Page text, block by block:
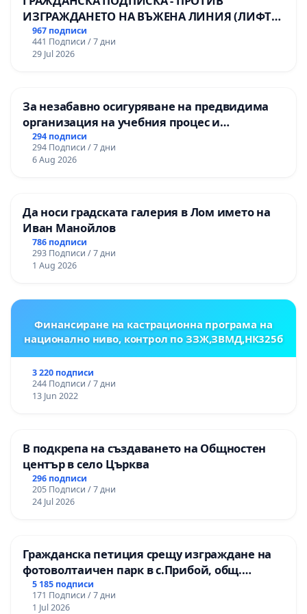
ИЗГРАЖДАНЕТО НА ВЪЖЕНА ЛИНИЯ (ЛИФТ)
НА ТЕРИТОРИЯТА НА ПРИРОДНА
ЗАБЕЛЕЖИТЕЛНОСТ „ХЪЛМ НА
ОСВОБОДИТЕЛИТЕ“ (БУНАРДЖИК)
967 подписи
441 Подписи / 7 дни
29 Jul 2026
За незабавно осигуряване на предвидима
организация на учебния процес и
гарантиране на правото на равнопоставено
и качествено образование на учениците от
ОУ „Княз Александър I“ и Хуманитарна
294 подписи
294 Подписи / 7 дни
6 Aug 2026
Да носи градската галерия в Лом името на
Иван Манойлов
786 подписи
293 Подписи / 7 дни
1 Aug 2026
Финансиране на кастрационна програма на
национално ниво, контрол по ЗЗЖ,ЗВМД,НК325б
3 220 подписи
244 Подписи / 7 дни
13 Jun 2022
В подкрепа на създаването на Общностен
център в село Църква
296 подписи
205 Подписи / 7 дни
24 Jul 2026
Гражданска петиция срещу изграждане на
фотоволтаичен парк в с.Прибой, общ.
Радомир
5 185 подписи
171 Подписи / 7 дни
1 Jul 2026